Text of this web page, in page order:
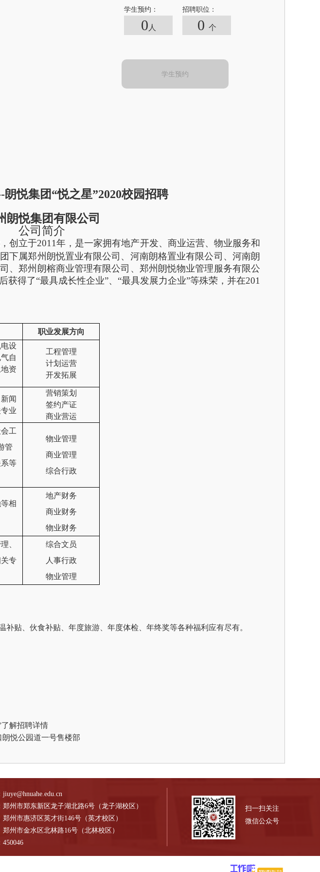
学生预约：
0 人
招聘职位：
0 个
学生预约
朗悦集团“悦之星”2020校园招聘
朗悦集团有限公司
公司简介
创立于2011年，是一家拥有地产开发、商业运营、物业服务和
下属郑州朗悦置业有限公司、河南朗格置业有限公司、河南朗
、郑州朗榕商业管理有限公司、郑州朗悦物业管理服务有限公
获得了“最具成长性企业”、“最具发展力企业”等殊荣，并在201
职业发展方向
设
自
资
工程管理
计划运营
开发拓展
闻
业
营销策划
签约产证
商业营运
工
管
等
物业管理
商业管理
综合行政
相
地产财务
商业财务
物业财务
、
专
综合文员
人事行政
物业管理
贴、伙食补贴、年度旅游、年度体检、年终奖等各种福利应有尽有。
了解招聘详情
悦公园道一号售楼部
jiuye@hnuahe.edu.cn
郑州市郑东新区龙子湖北路6号（龙子湖校区）
郑州市惠济区英才街146号（英才校区）
郑州市金水区北林路16号（北林校区）
450046
扫一扫关注
微信公众号